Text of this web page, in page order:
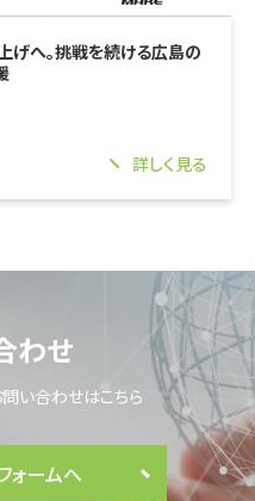
げへ。挑戦を続ける広島の
詳しく見る
わせ
い合わせはこちら
ォームへ